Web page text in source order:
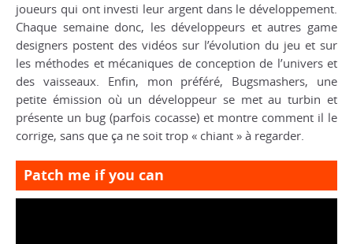
joueurs qui ont investi leur argent dans le développement.
Chaque semaine donc, les développeurs et autres game
designers postent des vidéos sur l’évolution du jeu et sur
les méthodes et mécaniques de conception de l’univers et
des vaisseaux. Enfin, mon préféré, Bugsmashers, une
petite émission où un développeur se met au turbin et
présente un bug (parfois cocasse) et montre comment il le
corrige, sans que ça ne soit trop « chiant » à regarder.
Patch me if you can